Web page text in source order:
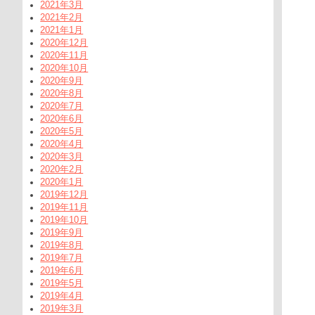
2021年3月
2021年2月
2021年1月
2020年12月
2020年11月
2020年10月
2020年9月
2020年8月
2020年7月
2020年6月
2020年5月
2020年4月
2020年3月
2020年2月
2020年1月
2019年12月
2019年11月
2019年10月
2019年9月
2019年8月
2019年7月
2019年6月
2019年5月
2019年4月
2019年3月